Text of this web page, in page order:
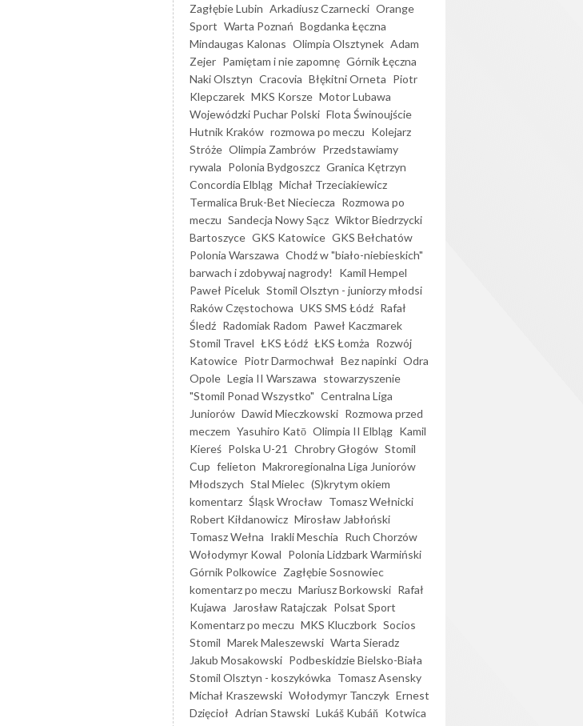
Zagłębie Lubin Arkadiusz Czarnecki Orange
Sport Warta Poznań Bogdanka Łęczna
Mindaugas Kalonas Olimpia Olsztynek Adam
Zejer Pamiętam i nie zapomnę Górnik Łęczna
Naki Olsztyn Cracovia Błękitni Orneta Piotr
Klepczarek MKS Korsze Motor Lubawa
Wojewódzki Puchar Polski Flota Świnoujście
Hutnik Kraków rozmowa po meczu Kolejarz
Stróże Olimpia Zambrów Przedstawiamy
rywala Polonia Bydgoszcz Granica Kętrzyn
Concordia Elbląg Michał Trzeciakiewicz
Termalica Bruk-Bet Nieciecza Rozmowa po
meczu Sandecja Nowy Sącz Wiktor Biedrzycki
Bartoszyce GKS Katowice GKS Bełchatów
Polonia Warszawa Chodź w "biało-niebieskich"
barwach i zdobywaj nagrody!
Kamil Hempel
Paweł Piceluk Stomil Olsztyn - juniorzy młodsi
Raków Częstochowa UKS SMS Łódź Rafał
Śledź Radomiak Radom Paweł Kaczmarek
Stomil Travel ŁKS Łódź ŁKS Łomża Rozwój
Katowice Piotr Darmochwał Bez napinki Odra
Opole Legia II Warszawa stowarzyszenie
"Stomil Ponad Wszystko" Centralna Liga
Juniorów Dawid Mieczkowski Rozmowa przed
meczem Yasuhiro Katō Olimpia II Elbląg Kamil
Kiereś Polska U-21 Chrobry Głogów Stomil
Cup felieton Makroregionalna Liga Juniorów
Młodszych Stal Mielec (S)krytym okiem
komentarz Śląsk Wrocław Tomasz Wełnicki
Robert Kiłdanowicz Mirosław Jabłoński
Tomasz Wełna Irakli Meschia Ruch Chorzów
Wołodymyr Kowal Polonia Lidzbark Warmiński
Górnik Polkowice Zagłębie Sosnowiec
komentarz po meczu Mariusz Borkowski Rafał
Kujawa
Jarosław Ratajczak Polsat Sport
Komentarz po meczu MKS Kluczbork Socios
Stomil Marek Maleszewski Warta Sieradz
Jakub Mosakowski Podbeskidzie Bielsko-Biała
Stomil Olsztyn - koszykówka Tomasz Asensky
Michał Kraszewski Wołodymyr Tanczyk Ernest
Dzięcioł Adrian Stawski Lukáš Kubáň Kotwica